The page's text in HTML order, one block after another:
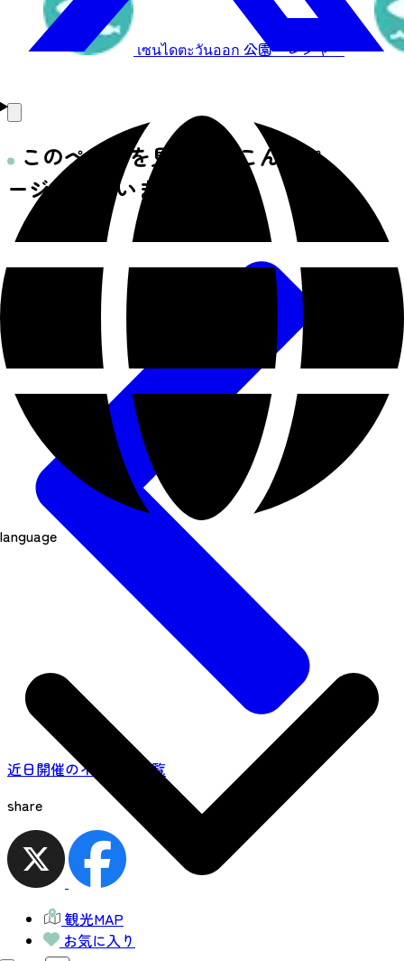
language
เซนไดตะวันออก 公園・レジャー
このページを見た人はこんなペ
ージを見ています
近日開催のイベント一覧
share
観光MAP
お気に入り